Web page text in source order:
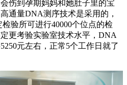
伤到孕期妈妈和她肚子里的宝
通量DNA测序技术是采用的，
验所可进行40000个位点的检
更考验实验室技术水平，DNA
元左右，正常5个工作日就了